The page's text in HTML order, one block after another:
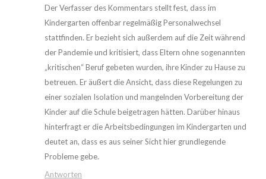
Der Verfasser des Kommentars stellt fest, dass im
Kindergarten offenbar regelmäßig Personalwechsel
stattfinden. Er bezieht sich außerdem auf die Zeit während
der Pandemie und kritisiert, dass Eltern ohne sogenannten
„kritischen“ Beruf gebeten wurden, ihre Kinder zu Hause zu
betreuen. Er äußert die Ansicht, dass diese Regelungen zu
einer sozialen Isolation und mangelnden Vorbereitung der
Kinder auf die Schule beigetragen hätten. Darüber hinaus
hinterfragt er die Arbeitsbedingungen im Kindergarten und
deutet an, dass es aus seiner Sicht hier grundlegende
Probleme gebe.
Antworten